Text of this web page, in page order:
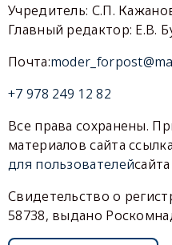
Учредитель: С.П.
Главный редактор: Е.В.
Почта:
+7 978 249 12 82
Все права сохранены.
материалов сайта
для пользователейсайта
Свидетельство о
58738, выдано